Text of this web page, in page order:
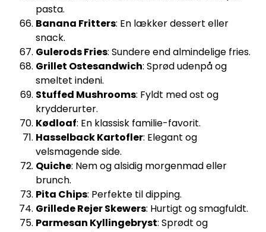
pasta.
Banana Fritters: En lækker dessert eller
snack.
Gulerods Fries: Sundere end almindelige fries.
Grillet Ostesandwich: Sprød udenpå og
smeltet indeni.
Stuffed Mushrooms: Fyldt med ost og
krydderurter.
Kødloaf: En klassisk familie-favorit.
Hasselback Kartofler: Elegant og
velsmagende side.
Quiche: Nem og alsidig morgenmad eller
brunch.
Pita Chips: Perfekte til dipping.
Grillede Rejer Skewers: Hurtigt og smagfuldt.
Parmesan Kyllingebryst: Sprødt og